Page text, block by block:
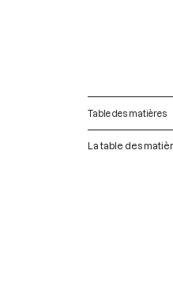
Table des matières
La table des